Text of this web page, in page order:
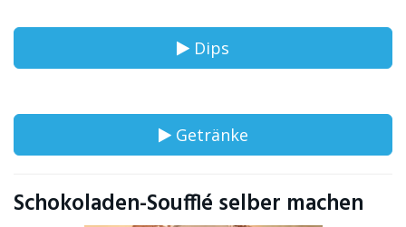
Dips
Getränke
Schokoladen-Soufflé selber machen